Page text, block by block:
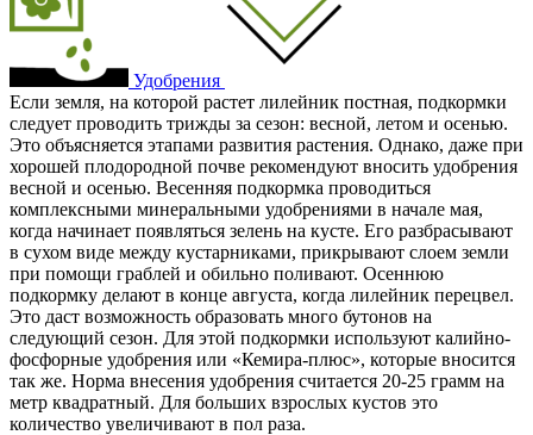
Удобрения
Если земля, на которой растет лилейник постная, подкормки
следует проводить трижды за сезон: весной, летом и осенью.
Это объясняется этапами развития растения. Однако, даже при
хорошей плодородной почве рекомендуют вносить удобрения
весной и осенью. Весенняя подкормка проводиться
комплексными минеральными удобрениями в начале мая,
когда начинает появляться зелень на кусте. Его разбрасывают
в сухом виде между кустарниками, прикрывают слоем земли
при помощи граблей и обильно поливают. Осеннюю
подкормку делают в конце августа, когда лилейник перецвел.
Это даст возможность образовать много бутонов на
следующий сезон. Для этой подкормки используют калийно-
фосфорные удобрения или «Кемира-плюс», которые вносится
так же. Норма внесения удобрения считается 20-25 грамм на
метр квадратный. Для больших взрослых кустов это
количество увеличивают в пол раза.